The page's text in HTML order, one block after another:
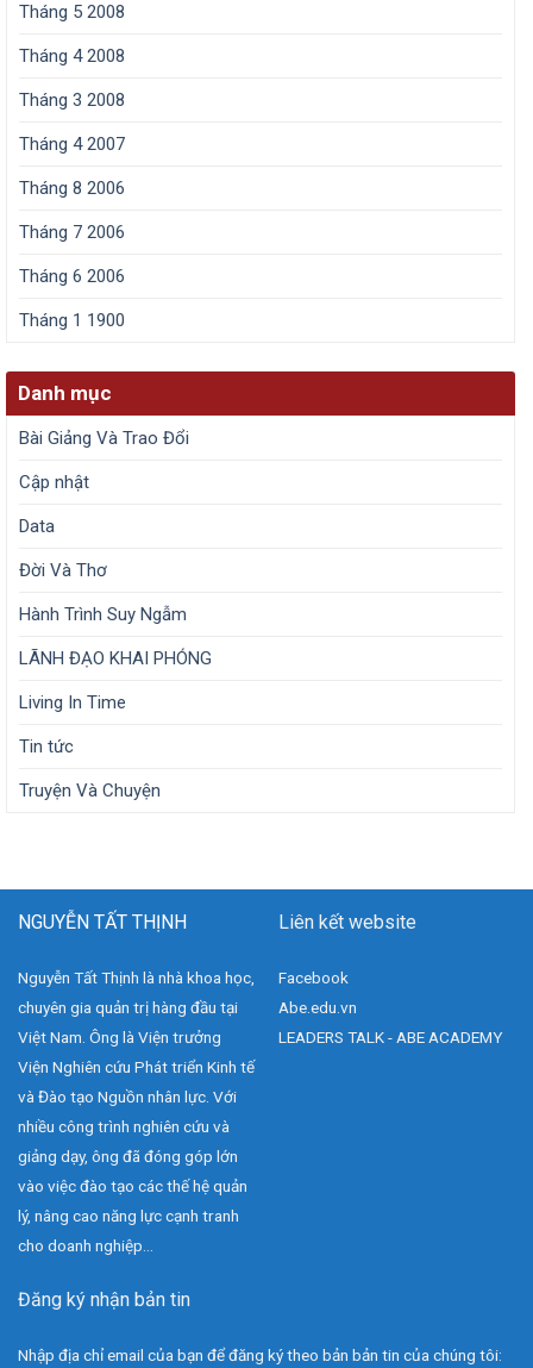
Tháng 5 2008
Tháng 4 2008
Tháng 3 2008
Tháng 4 2007
Tháng 8 2006
Tháng 7 2006
Tháng 6 2006
Tháng 1 1900
Danh mục
Bài Giảng Và Trao Đổi
Cập nhật
Data
Đời Và Thơ
Hành Trình Suy Ngẫm
LÃNH ĐẠO KHAI PHÓNG
Living In Time
Tin tức
Truyện Và Chuyện
NGUYỄN TẤT THỊNH
Nguyễn Tất Thịnh là nhà khoa học,
chuyên gia quản trị hàng đầu tại
Việt Nam. Ông là Viện trưởng
Viện Nghiên cứu Phát triển Kinh tế
và Đào tạo Nguồn nhân lực. Với
nhiều công trình nghiên cứu và
giảng dạy, ông đã đóng góp lớn
vào việc đào tạo các thế hệ quản
lý, nâng cao năng lực cạnh tranh
cho doanh nghiệp...
Liên kết website
Facebook
Abe.edu.vn
LEADERS TALK - ABE ACADEMY
Đăng ký nhận bản tin
Nhập địa chỉ email của bạn để đăng ký theo bản bản tin của chúng tôi: